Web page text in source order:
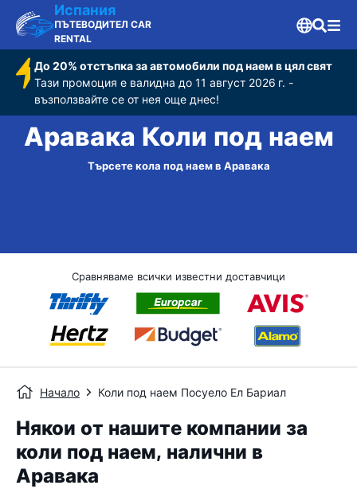
Испания
ПЪТЕВОДИТЕЛ CAR
RENTAL
До 20% отстъпка за автомобили под наем в цял свят
Тази промоция е валидна до 11 август 2026 г. -
възползвайте се от нея още днес!
Аравака Коли под наем
Търсете кола под наем в Аравака
Сравняваме всички известни доставчици
Начало Коли под наем Посуело Ел Бариал
Някои от нашите компании за
коли под наем, налични в
Аравака